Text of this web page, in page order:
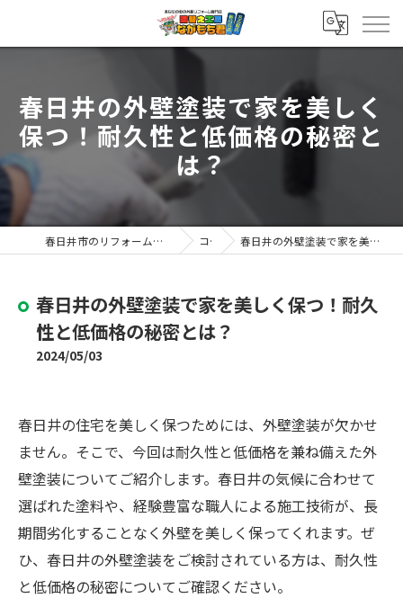
春日井の外壁塗装で家を美しく
保つ！耐久性と低価格の秘密と
は？
春日井市のリフォームなら塗替え工房ながもち君 春日井店 コラム 春日井の外壁塗装で家を美しく保つ！耐久性と低価格の秘密とは？
春日井の外壁塗装で家を美しく保つ！耐久
性と低価格の秘密とは？
2024/05/03
春日井の住宅を美しく保つためには、外壁塗装が欠かせ
ません。そこで、今回は耐久性と低価格を兼ね備えた外
壁塗装についてご紹介します。春日井の気候に合わせて
選ばれた塗料や、経験豊富な職人による施工技術が、長
期間劣化することなく外壁を美しく保ってくれます。ぜ
ひ、春日井の外壁塗装をご検討されている方は、耐久性
と低価格の秘密についてご確認ください。